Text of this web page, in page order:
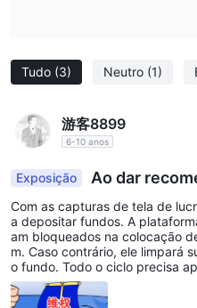
Tudo (3) Neutro (1)
游客8899
6-10 anos
Exposição
Ao dar
taforma fez com que
mes perdas.
Com as capturas de tela de
a depositar fundos. A
am bloqueados na colocação
m. Caso contrário, ele limpará
o fundo. Todo o ciclo precisa